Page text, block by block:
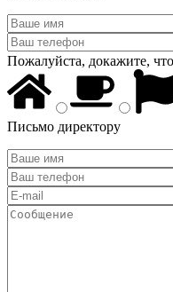
Пожалуйста, докажите,
Письмо директору